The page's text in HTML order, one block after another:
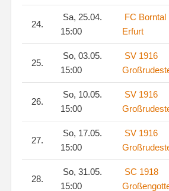
24.
Sa, 25.04.
15:00
FC Borntal
Erfurt
25.
So, 03.05.
15:00
SV 1916
26.
So, 10.05.
15:00
SV 1916
27.
So, 17.05.
15:00
SV 1916
28.
So, 31.05.
15:00
SC 1918